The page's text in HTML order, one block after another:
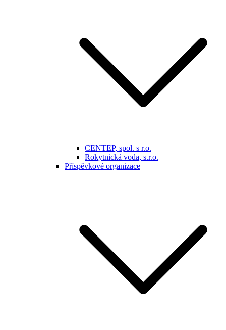
CENTEP, spol. s r.o.
Rokytnická voda, s.r.o.
Příspěvkové organizace